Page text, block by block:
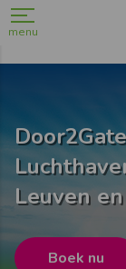
menu
Leuven
Boek nu